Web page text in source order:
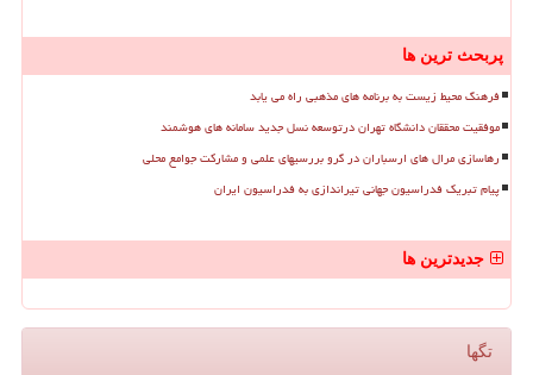
پربحث ترین ها
فرهنگ محیط زیست به برنامه های مذهبی راه می یابد
موفقیت محققان دانشگاه تهران درتوسعه نسل جدید سامانه های هوشمند
رهاسازی مرال های ارسباران در گرو بررسیهای علمی و مشارکت جوامع محلی
پیام تبریک فدراسیون جهانی تیراندازی به فدراسیون ایران
جدیدترین ها
تگها